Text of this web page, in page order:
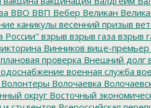
ВВО ВВП Вебер Великан
каникулы весенний призыв
взрыв взрыв газа взрыв
Винников вице-премьер
проверка Внешний долг
военная служба
Волонтеры Волочаевка
округ Восточный